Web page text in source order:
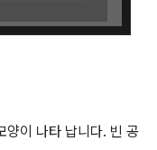
양이 나타 납니다. 빈 공